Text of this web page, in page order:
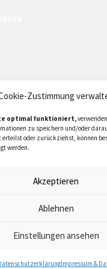
Zustimmung
optimal funktioniert,
zu speichern und/oder
oder zurückziehst, können
werden.
Akzeptieren
Ablehnen
Einstellungen ansehen
Impressum &
an unsere